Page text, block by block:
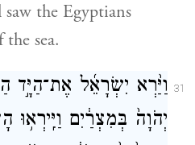
the Egyptians
sea.
31 וַיַּ֨רְא יִשְׂרָאֵ֜ל
יְהֹוָה֙ בְּמִצְרַ֔יִם וַיִּֽירְא֥וּ